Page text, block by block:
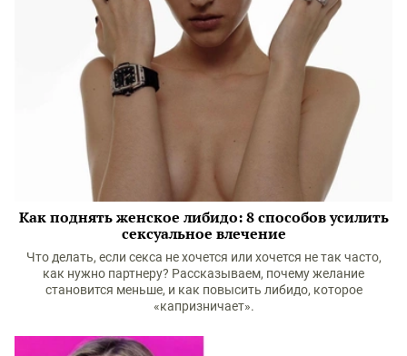
Как поднять женское либидо: 8 способов усилить
сексуальное влечение
Что делать, если секса не хочется или хочется не так часто,
как нужно партнеру? Рассказываем, почему желание
становится меньше, и как повысить либидо, которое
«капризничает».